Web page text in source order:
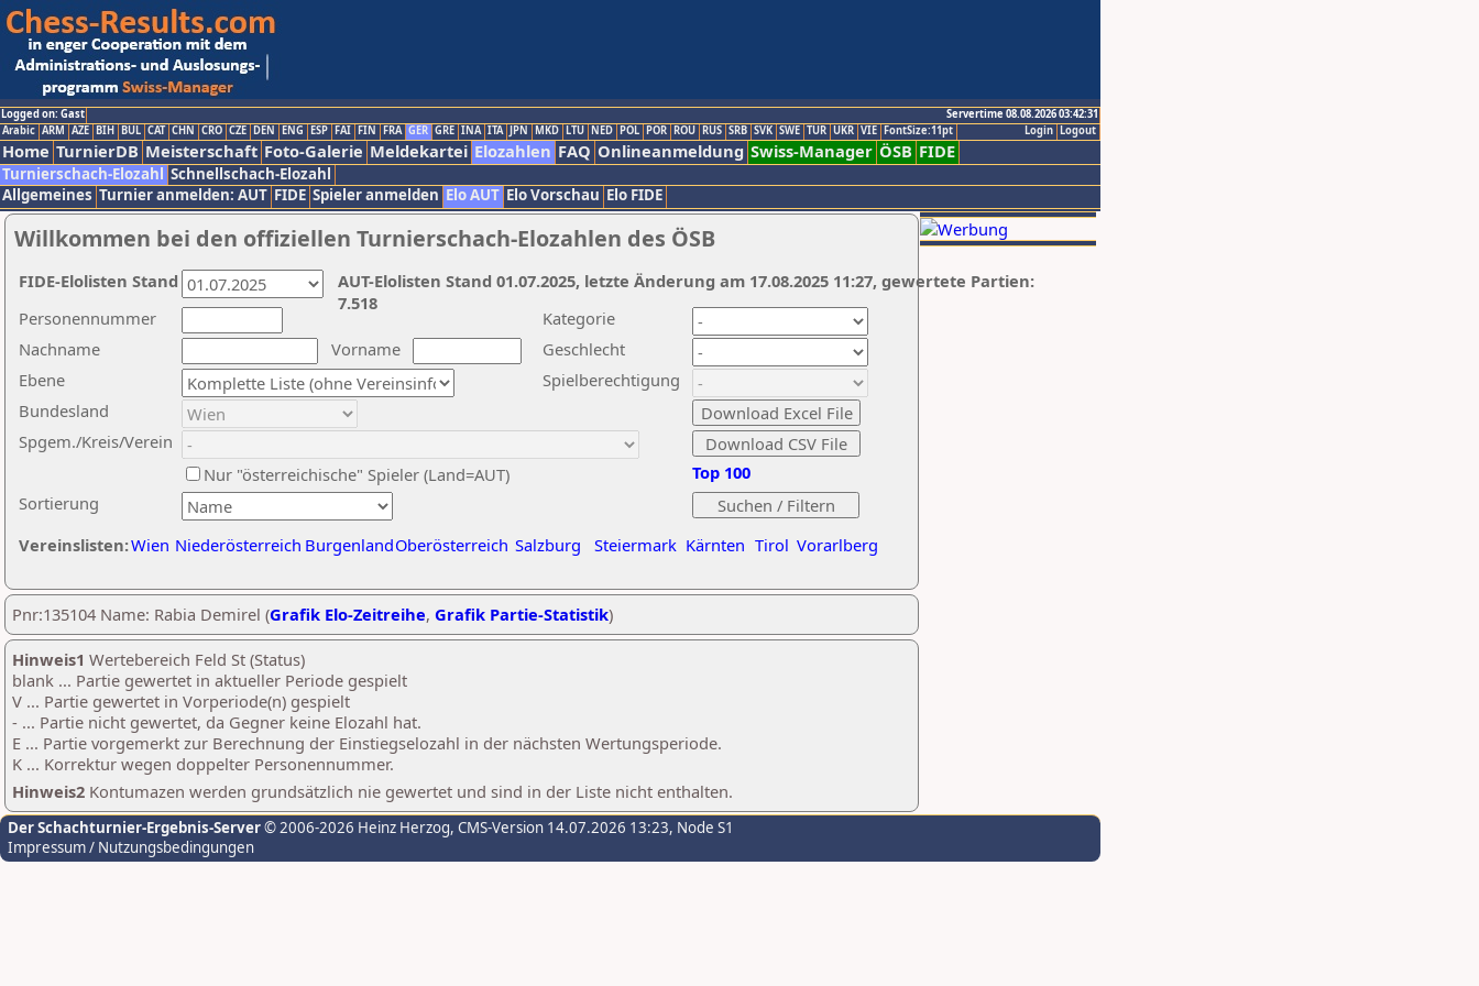
Logged on: Gast
Servertime 08.08.2026 03:42:31
Logout
Login
Arabic ARM AZE BIH BUL CAT CHN CRO CZE DEN ENG ESP FAI FIN FRA GER GRE INA ITA JPN MKD LTU NED POL POR ROU RUS SRB SVK SWE TUR UKR VIE FontSize:11pt
Home TurnierDB Meisterschaft Foto-Galerie Meldekartei Elozahlen FAQ Onlineanmeldung Swiss-Manager ÖSB FIDE
Turnierschach-Elozahl Schnellschach-Elozahl
Allgemeines Turnier anmelden: AUT FIDE Spieler anmelden Elo AUT Elo Vorschau Elo FIDE
Willkommen bei den offiziellen Turnierschach-Elozahlen des ÖSB
Nachname
Vorname
Ebene
Kategorie
Sortierung
Personennummer
Bundesland
Spgem./Kreis/Verein
Geschlecht
Nur "österreichische" Spieler (Land=AUT)
Spielberechtigung
Vereinslisten:Wien Niederösterreich BurgenlandOberösterreich Salzburg Steiermark Kärnten Tirol Vorarlberg
Top 100
AUT-Elolisten Stand 01.07.2025, letzte Änderung am 17.08.2025 11:27, gewertete Partien:
7.518
FIDE-Elolisten Stand
Pnr:135104 Name: Rabia Demirel (Grafik Elo-Zeitreihe, Grafik Partie-Statistik)
Hinweis1 Wertebereich Feld St (Status)
blank ... Partie gewertet in aktueller Periode gespielt
V ... Partie gewertet in Vorperiode(n) gespielt
- ... Partie nicht gewertet, da Gegner keine Elozahl hat.
E ... Partie vorgemerkt zur Berechnung der Einstiegselozahl in der nächsten Wertungsperiode.
K ... Korrektur wegen doppelter Personennummer.
Hinweis2 Kontumazen werden grundsätzlich nie gewertet und sind in der Liste nicht enthalten.
Der Schachturnier-Ergebnis-Server© 2006-2026 Heinz Herzog, CMS-Version 14.07.2026 13:23, Node S1
Impressum / Nutzungsbedingungen